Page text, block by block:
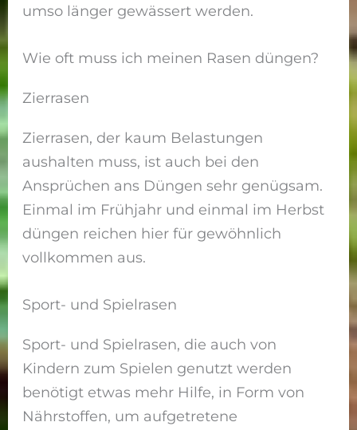
umso länger gewässert werden.
Wie oft muss ich meinen Rasen düngen?
Zierrasen
Zierrasen, der kaum Belastungen
aushalten muss, ist auch bei den
Ansprüchen ans Düngen sehr genügsam.
Einmal im Frühjahr und einmal im Herbst
düngen reichen hier für gewöhnlich
vollkommen aus.
Sport- und Spielrasen
Sport- und Spielrasen, die auch von
Kindern zum Spielen genutzt werden
benötigt etwas mehr Hilfe, in Form von
Nährstoffen, um aufgetretene